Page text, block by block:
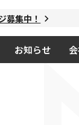
お知らせ
集中！